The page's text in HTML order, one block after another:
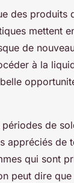
des produits
mettent
de
à la
périodes de
appréciés de
qui sont
peut dire que